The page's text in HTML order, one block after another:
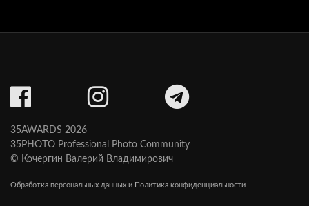
35AWARDS 2026
35PHOTO Professional Photo Community
© Кочергин Валерий Владимирович
Обработка персональных данных и Политика конфиденциальности